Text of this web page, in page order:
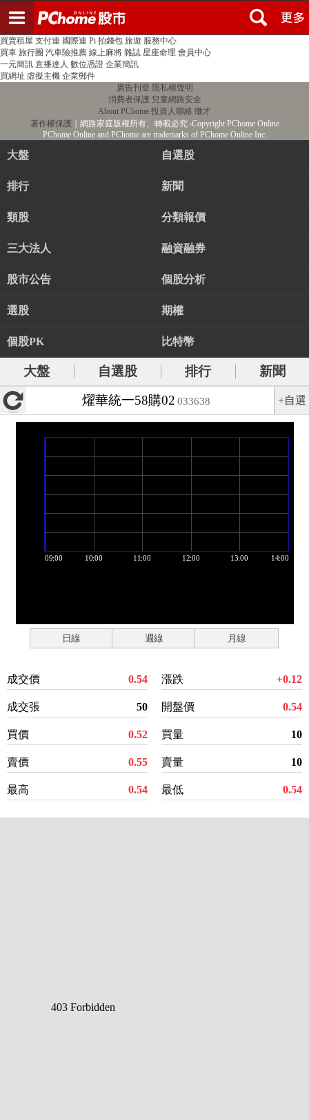
PChome首頁 線上購物 24h購物 書店
買賣租屋 支付連 國際連 Pi 拍錢包 旅遊 服務中心
買車 旅行團 汽車險推薦 線上麻將 雜誌 星座命理 會員中心
一元簡訊 直播達人 數位憑證 企業簡訊
買網址 虛擬主機 企業郵件
廣告刊登 隱私權聲明
消費者保護 兒童網路安全
About PChome 投資人聯絡 徵才
著作權保護 ｜網路家庭版權所有、轉載必究‧Copyright PChome Online
PChome Online and PChome are trademarks of PChome Online Inc.
大盤 自選股
排行 新聞
類股 分類報價
三大法人 融資融券
股市公告 個股分析
選股 期權
個股PK 比特幣
大盤 自選股 排行
新聞
燿華統一58購02 033638 +自選
日線 週線 月線
成交價 0.54
成交張 50
買價 0.52
賣價 0.55
最高 0.54
漲跌 +0.12
開盤價 0.54
買量 10
賣量 10
最低 0.54